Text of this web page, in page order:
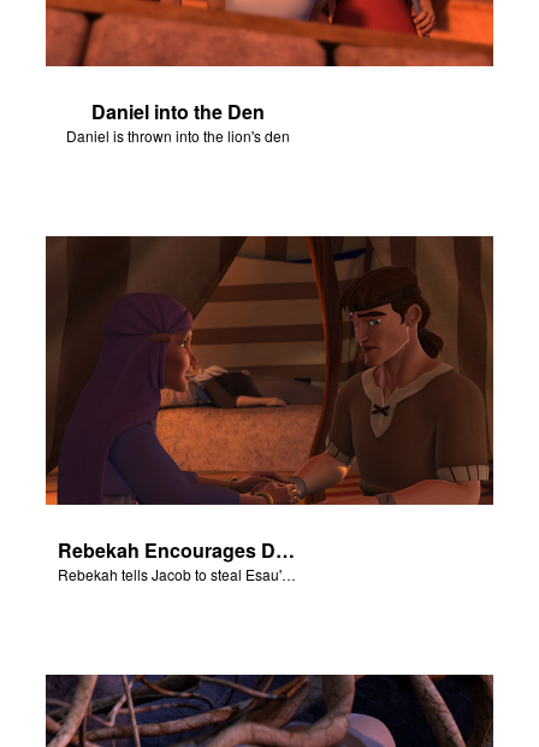
Daniel into the Den
Daniel is thrown into the lion's den
Rebekah Encourages Deceit
Rebekah tells Jacob to steal Esau's blessing from Isaac.